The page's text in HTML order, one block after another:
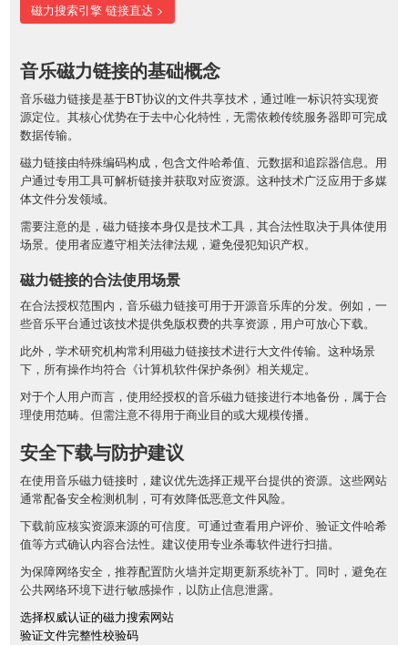
磁力搜索引擎 链接直达 >
音乐磁力链接的基础概念
音乐磁力链接是基于BT协议的文件共享技术，通过唯一标识符实现资
源定位。其核心优势在于去中心化特性，无需依赖传统服务器即可完成
数据传输。
磁力链接由特殊编码构成，包含文件哈希值、元数据和追踪器信息。用
户通过专用工具可解析链接并获取对应资源。这种技术广泛应用于多媒
体文件分发领域。
需要注意的是，磁力链接本身仅是技术工具，其合法性取决于具体使用
场景。使用者应遵守相关法律法规，避免侵犯知识产权。
磁力链接的合法使用场景
在合法授权范围内，音乐磁力链接可用于开源音乐库的分发。例如，一
些音乐平台通过该技术提供免版权费的共享资源，用户可放心下载。
此外，学术研究机构常利用磁力链接技术进行大文件传输。这种场景
下，所有操作均符合《计算机软件保护条例》相关规定。
对于个人用户而言，使用经授权的音乐磁力链接进行本地备份，属于合
理使用范畴。但需注意不得用于商业目的或大规模传播。
安全下载与防护建议
在使用音乐磁力链接时，建议优先选择正规平台提供的资源。这些网站
通常配备安全检测机制，可有效降低恶意文件风险。
下载前应核实资源来源的可信度。可通过查看用户评价、验证文件哈希
值等方式确认内容合法性。建议使用专业杀毒软件进行扫描。
为保障网络安全，推荐配置防火墙并定期更新系统补丁。同时，避免在
公共网络环境下进行敏感操作，以防止信息泄露。
选择权威认证的磁力搜索网站
验证文件完整性校验码